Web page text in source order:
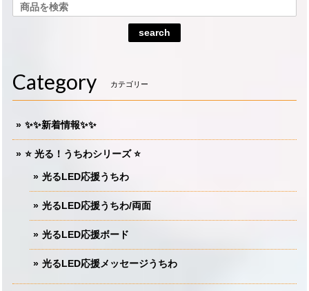
search
Category カテゴリー
✨✨新着情報✨✨
⭐️ 光る！うちわシリーズ ⭐️
光るLED応援うちわ
光るLED応援うちわ/両面
光るLED応援ボード
光るLED応援メッセージうちわ